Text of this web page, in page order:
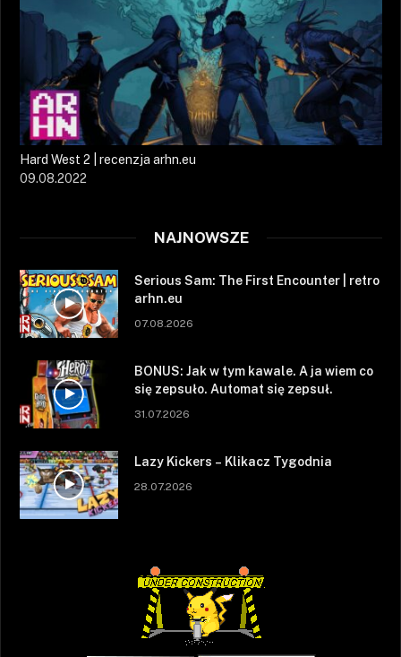
Hard West 2 | recenzja arhn.eu
09.08.2022
NAJNOWSZE
Serious Sam: The First Encounter | retro
arhn.eu
07.08.2026
BONUS: Jak w tym kawale. A ja wiem co
się zepsuło. Automat się zepsuł.
31.07.2026
Lazy Kickers – Klikacz Tygodnia
28.07.2026